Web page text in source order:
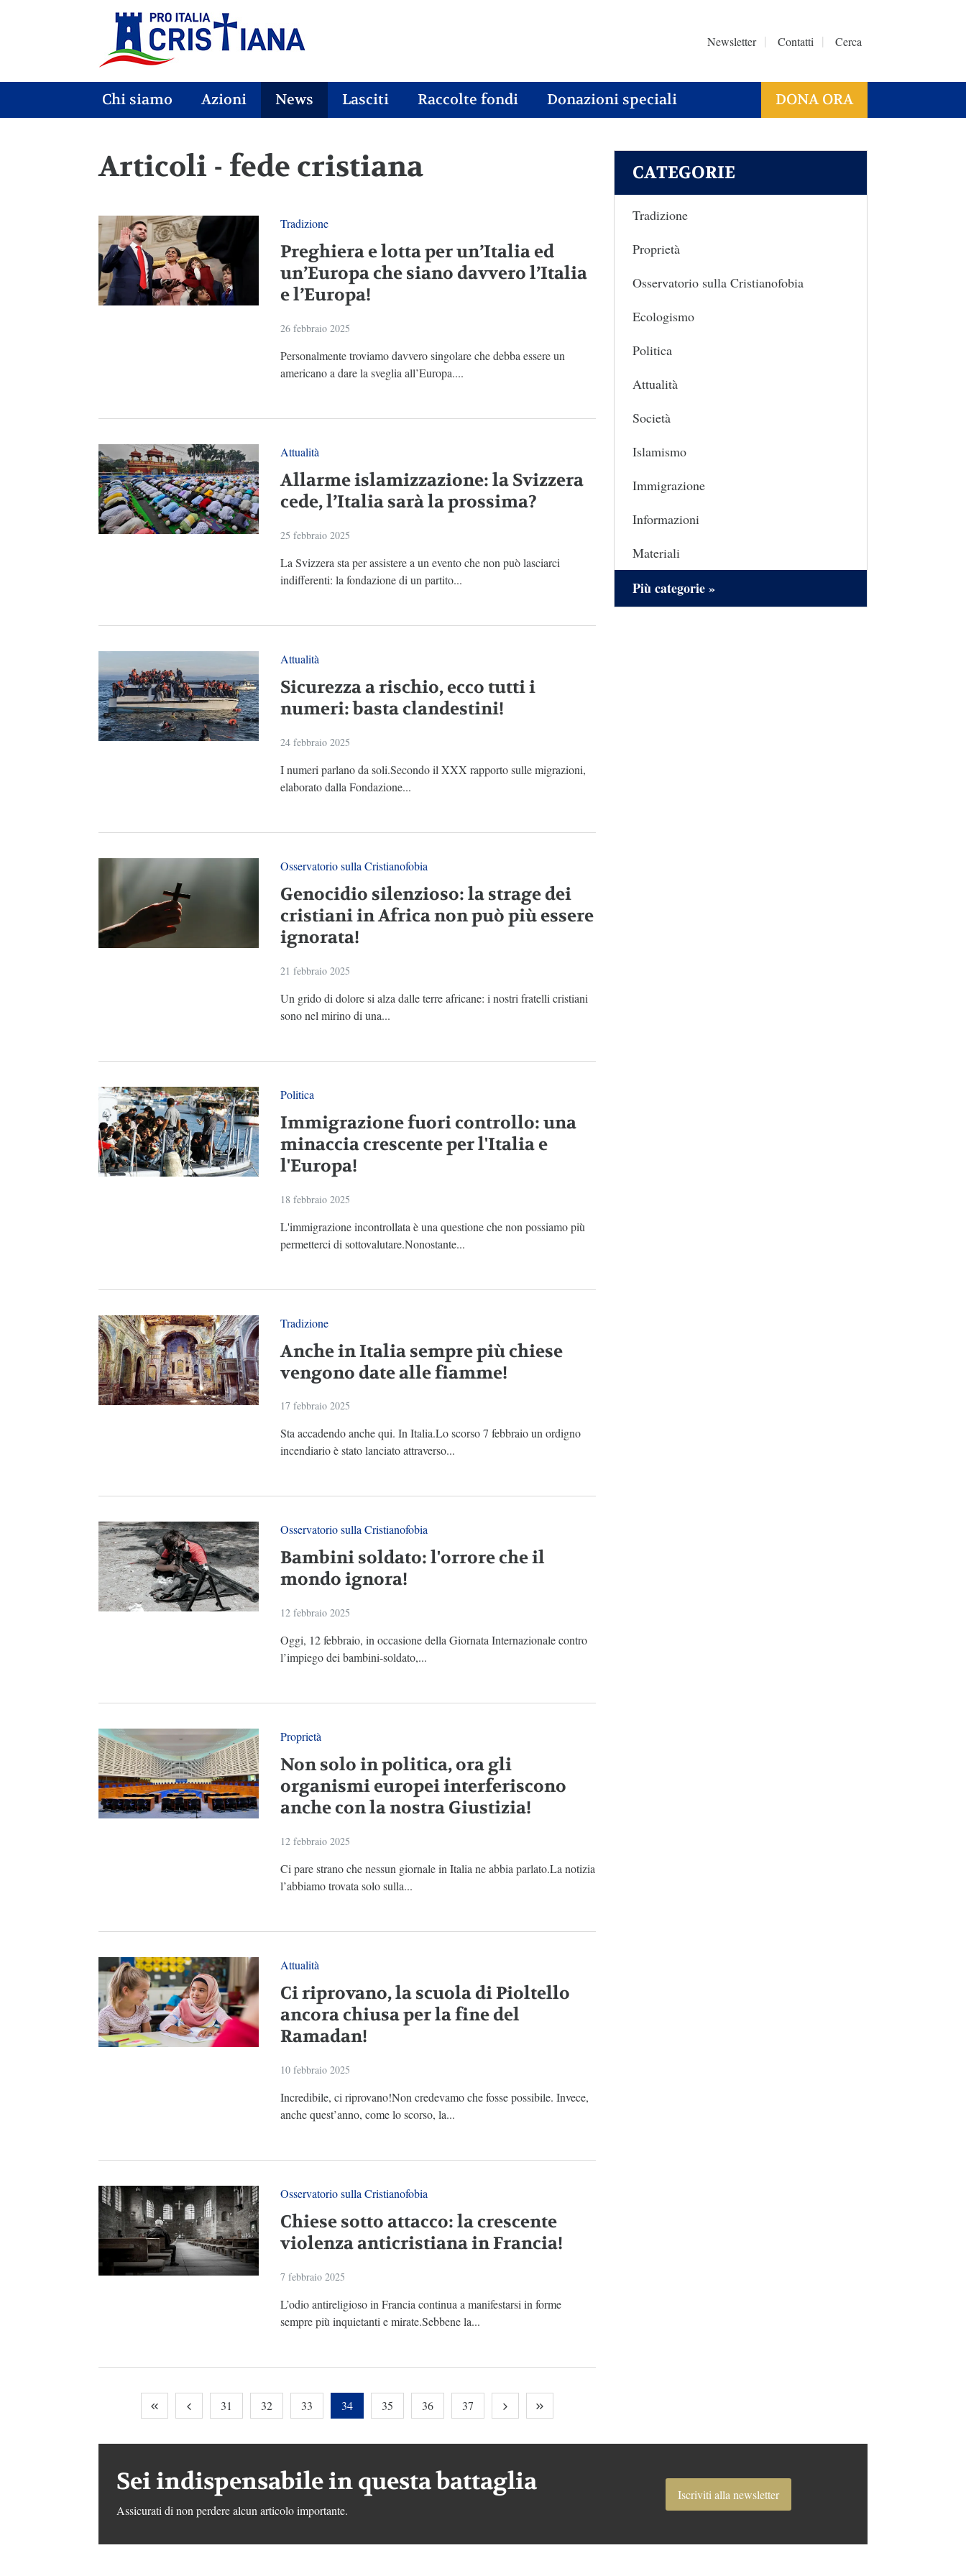
Newsletter Contatti Cerca
Chi siamo Azioni News Lasciti Raccolte fondi Donazioni speciali DONA ORA
Articoli - fede cristiana
Tradizione
Preghiera e lotta per un’Italia ed
un’Europa che siano davvero l’Italia
e l’Europa!
26 febbraio 2025
Personalmente troviamo davvero singolare che debba essere un
americano a dare la sveglia all’Europa....
Attualità
Allarme islamizzazione: la Svizzera
cede, l’Italia sarà la prossima?
25 febbraio 2025
La Svizzera sta per assistere a un evento che non può lasciarci
indifferenti: la fondazione di un partito...
Attualità
Sicurezza a rischio, ecco tutti i
numeri: basta clandestini!
24 febbraio 2025
I numeri parlano da soli.Secondo il XXX rapporto sulle migrazioni,
elaborato dalla Fondazione...
Osservatorio sulla Cristianofobia
Genocidio silenzioso: la strage dei
cristiani in Africa non può più essere
ignorata!
21 febbraio 2025
Un grido di dolore si alza dalle terre africane: i nostri fratelli cristiani
sono nel mirino di una...
Politica
Immigrazione fuori controllo: una
minaccia crescente per l'Italia e
l'Europa!
18 febbraio 2025
L'immigrazione incontrollata è una questione che non possiamo più
permetterci di sottovalutare.Nonostante...
Tradizione
Anche in Italia sempre più chiese
vengono date alle fiamme!
17 febbraio 2025
Sta accadendo anche qui. In Italia.Lo scorso 7 febbraio un ordigno
incendiario è stato lanciato attraverso...
Osservatorio sulla Cristianofobia
Bambini soldato: l'orrore che il
mondo ignora!
12 febbraio 2025
Oggi, 12 febbraio, in occasione della Giornata Internazionale contro
l’impiego dei bambini-soldato,...
Proprietà
Non solo in politica, ora gli
organismi europei interferiscono
anche con la nostra Giustizia!
12 febbraio 2025
Ci pare strano che nessun giornale in Italia ne abbia parlato.La notizia
l’abbiamo trovata solo sulla...
Attualità
Ci riprovano, la scuola di Pioltello
ancora chiusa per la fine del
Ramadan!
10 febbraio 2025
Incredibile, ci riprovano!Non credevamo che fosse possibile. Invece,
anche quest’anno, come lo scorso, la...
Osservatorio sulla Cristianofobia
Chiese sotto attacco: la crescente
violenza anticristiana in Francia!
7 febbraio 2025
L’odio antireligioso in Francia continua a manifestarsi in forme
sempre più inquietanti e mirate.Sebbene la...
31 32 33 34 35 36 37
CATEGORIE
Tradizione
Proprietà
Osservatorio sulla Cristianofobia
Ecologismo
Politica
Attualità
Società
Islamismo
Immigrazione
Informazioni
Materiali
Più categorie »
Sei indispensabile in questa battaglia
Assicurati di non perdere alcun articolo importante.
Iscriviti alla newsletter